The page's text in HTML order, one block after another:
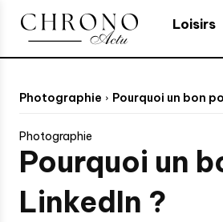
Loisirs
Photographie Pourquoi un bon
Photographie
Pourquoi un
LinkedIn ?